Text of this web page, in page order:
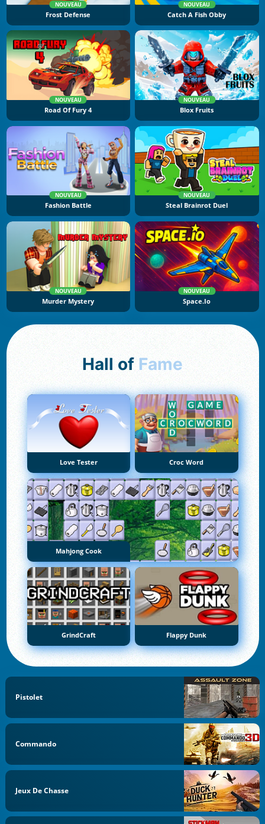
NOUVEAU
Frost Defense
NOUVEAU
Catch A Fish Obby
NOUVEAU
Road Of Fury 4
NOUVEAU
Blox Fruits
NOUVEAU
Fashion Battle
NOUVEAU
Steal Brainrot Duel
NOUVEAU
Murder Mystery
NOUVEAU
Space.io
Hall of Fame
Love Tester Croc Word
Mahjong Cook
GrindCraft Flappy Dunk
Pistolet
Commando
Jeux De Chasse